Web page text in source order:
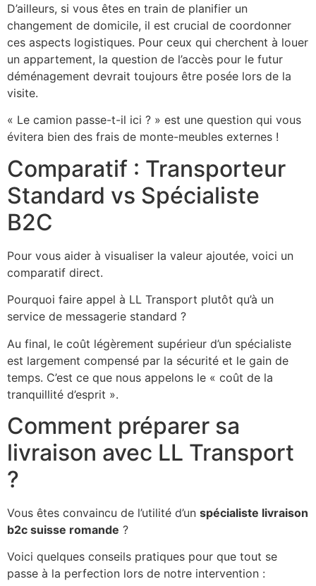
D’ailleurs, si vous êtes en train de planifier un
changement de domicile, il est crucial de coordonner
ces aspects logistiques. Pour ceux qui cherchent à louer
un appartement, la question de l’accès pour le futur
déménagement devrait toujours être posée lors de la
visite.
« Le camion passe-t-il ici ? » est une question qui vous
évitera bien des frais de monte-meubles externes !
Comparatif : Transporteur
Standard vs Spécialiste
B2C
Pour vous aider à visualiser la valeur ajoutée, voici un
comparatif direct.
Pourquoi faire appel à LL Transport plutôt qu’à un
service de messagerie standard ?
Au final, le coût légèrement supérieur d’un spécialiste
est largement compensé par la sécurité et le gain de
temps. C’est ce que nous appelons le « coût de la
tranquillité d’esprit ».
Comment préparer sa
livraison avec LL Transport
?
Vous êtes convaincu de l’utilité d’un spécialiste livraison
b2c suisse romande ?
Voici quelques conseils pratiques pour que tout se
passe à la perfection lors de notre intervention :